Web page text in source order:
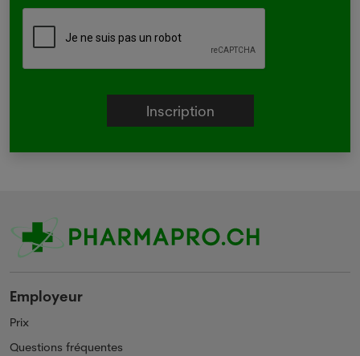
Employeur
Prix
Questions fréquentes